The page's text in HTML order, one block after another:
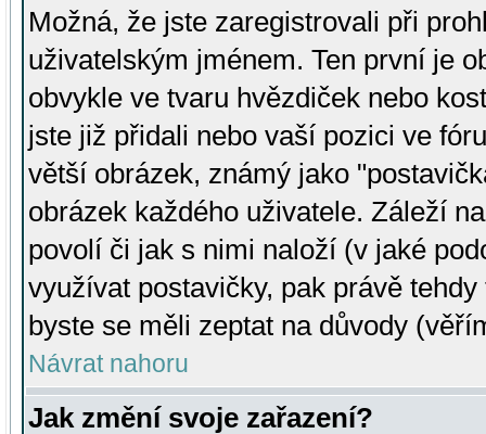
Možná, že jste zaregistrovali při
uživatelským jménem. Ten první je
obvykle ve tvaru hvězdiček nebo
jste již přidali nebo vaší pozici ve
větší obrázek, známý jako
obrázek každého uživatele. Záleží
povolí či jak s nimi naloží (v jaké
využívat postavičky, pak právě
byste se měli zeptat na důvody
Návrat nahoru
Jak změní svoje zařazení?